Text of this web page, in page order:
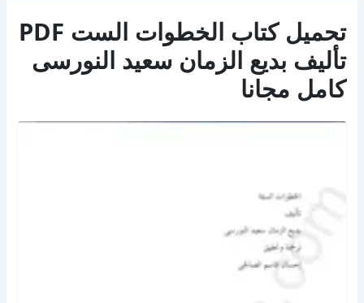
تحميل كتاب الخطوات الست PDF
تأليف بديع الزمان سعيد النورسى
كامل مجانا